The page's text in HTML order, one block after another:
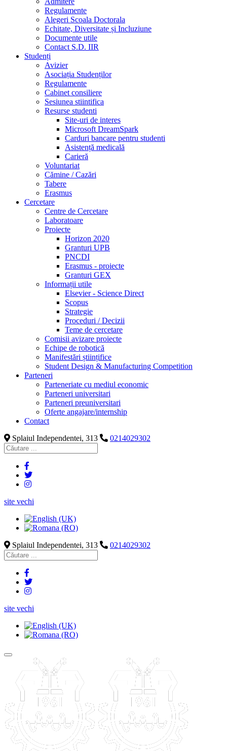
Regulamente
Alegeri Scoala Doctorala
Echitate, Diversitate și Incluziune
Documente utile
Contact S.D. IIR
Studenți
Avizier
Asociația Studenților
Regulamente
Cabinet consiliere
Sesiunea stiintifica
Resurse studenti
Site-uri de interes
Microsoft DreamSpark
Carduri bancare pentru studenti
Asistență medicală
Carieră
Voluntariat
Cămine / Cazări
Tabere
Erasmus
Cercetare
Centre de Cercetare
Laboratoare
Proiecte
Horizon 2020
Granturi UPB
PNCDI
Erasmus - proiecte
Granturi GEX
Informații utile
Elsevier - Science Direct
Scopus
Strategie
Proceduri / Decizii
Teme de cercetare
Comisii avizare proiecte
Echipe de robotică
Manifestări științifice
Student Design & Manufacturing Competition
Parteneri
Parteneriate cu mediul economic
Parteneri universitari
Parteneri preuniversitari
Oferte angajare/internship
Contact
Splaiul Independentei, 313
0214029302
site vechi
Splaiul Independentei, 313 0214029302
site vechi